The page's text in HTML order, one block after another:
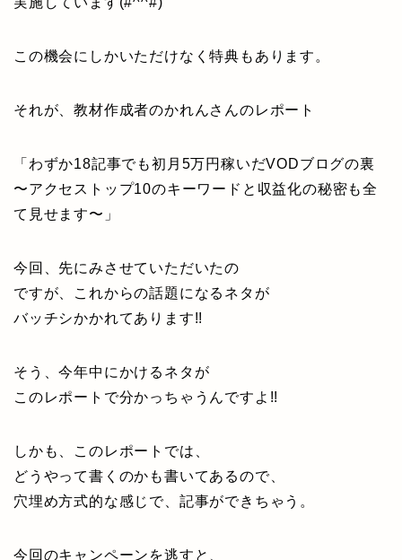
この機会にしかいただけなく特典もあります。
それが、教材作成者のかれんさんのレポート
「わずか18記事でも初月5万円稼いだVODブログの裏
〜アクセストップ10のキーワードと収益化の秘密も全
て見せます〜」
今回、先にみさせていただいたの
ですが、これからの話題になるネタが
バッチシかかれてあります!!
そう、今年中にかけるネタが
このレポートで分かっちゃうんですよ!!
しかも、このレポートでは、
どうやって書くのかも書いてあるので、
穴埋め方式的な感じで、記事ができちゃう。
今回のキャンペーンを逃すと、